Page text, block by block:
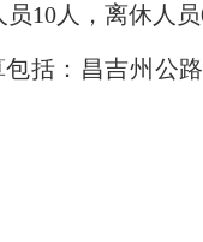
10人，离休人员
括：昌吉州公